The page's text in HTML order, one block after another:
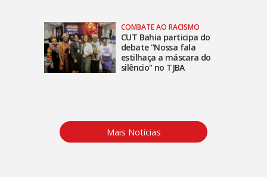
COMBATE AO RACISMO
CUT Bahia participa do
debate "Nossa fala
estilhaça a máscara do
silêncio" no TJBA
Mais Notícias